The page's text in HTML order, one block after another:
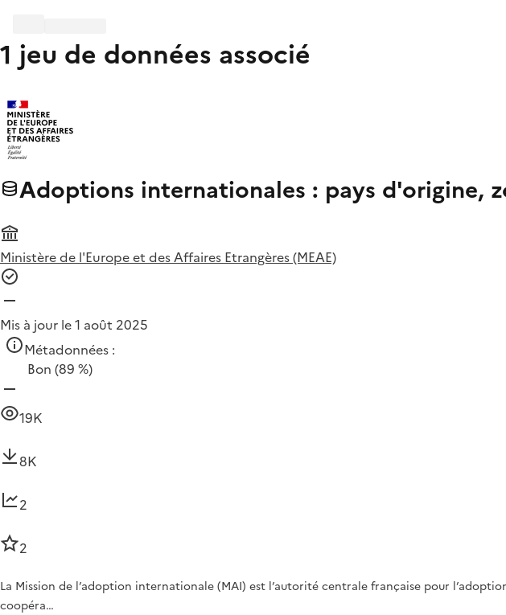
1 jeu de données associé
Adoptions internationales : pays d'origine,
Ministère de l'Europe et des Affaires Etrangères (MEAE)
Mis à jour le 1 août 2025
Métadonnées :
Bon (89 %)
19K
8K
2
2
La Mission de l’adoption internationale (MAI) est l’autorité centrale française pour
coopéra…